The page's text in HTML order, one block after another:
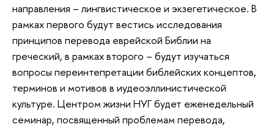
направления – лингвистическое и экзегетическое. В
рамках первого будут вестись исследования
принципов перевода еврейской Библии на
греческий, в рамках второго – будут изучаться
вопросы переинтепретации библейских концептов,
терминов и мотивов в иудеоэллинистической
культуре. Центром жизни НУГ будет еженедельный
семинар, посвященный проблемам перевода,